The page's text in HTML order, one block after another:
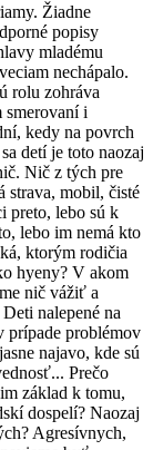
Žiadne
popisy
mladému
nechápalo.
rolu zohráva
smerovaní i
kedy na povrch
detí je toto naozaj
Nič z tých pre
strava, mobil, čisté
preto, lebo sú k
lebo im nemá kto
ktorým rodičia
hyeny? V akom
nič vážiť a
nalepené na
prípade problémov
najavo, kde sú
Prečo
základ k tomu,
dospelí? Naozaj
Agresívnych,